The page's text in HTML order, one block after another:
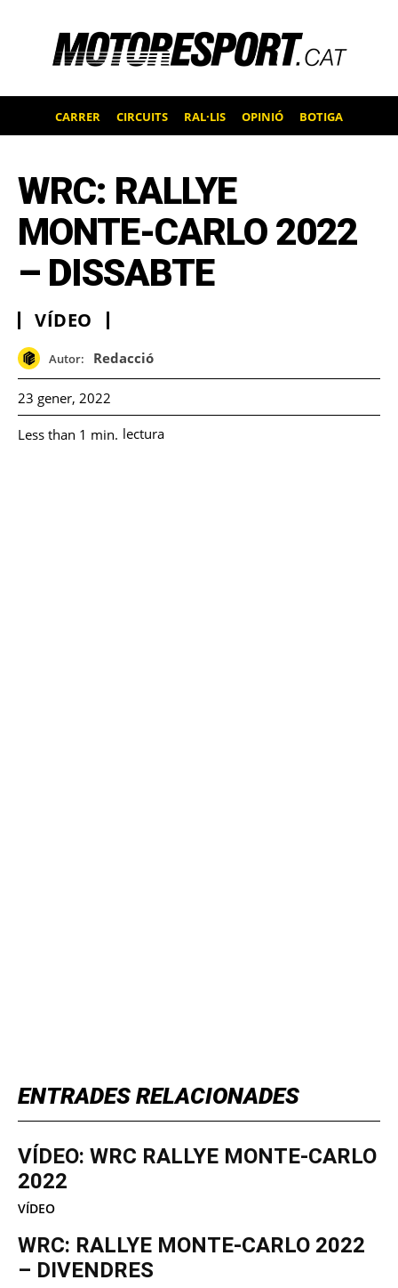
CARRER CIRCUITS RAL·LIS OPINIÓ BOTIGA
ENTRADES RELACIONADES
VÍDEO: WRC RALLYE MONTE-CARLO
2022
VÍDEO
WRC: RALLYE MONTE-CARLO 2022
– DIVENDRES
WRC: RALLYE
MONTE-CARLO 2022
– DISSABTE
VÍDEO
Autor: Redacció
23 gener, 2022
Less than 1 min. lectura